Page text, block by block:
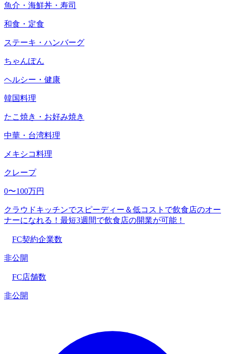
魚介・海鮮丼・寿司
和食・定食
ステーキ・ハンバーグ
ちゃんぽん
ヘルシー・健康
韓国料理
たこ焼き・お好み焼き
中華・台湾料理
メキシコ料理
クレープ
0〜100万円
クラウドキッチンでスピーディー＆低コストで飲食店のオー
ナーになれる！最短3週間で飲食店の開業が可能！
FC契約企業数
非公開
FC店舗数
非公開